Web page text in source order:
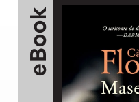
eBook